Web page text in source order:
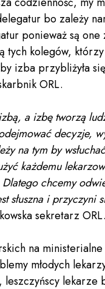
bo zależy
ponieważ są one
tych kolegów,
izba przybliżyła
ORL.
a izbę tworzą
decyzje,
na tym by
każdemu
chcemy
i przyczyni
sekretarz ORL.
na
młodych